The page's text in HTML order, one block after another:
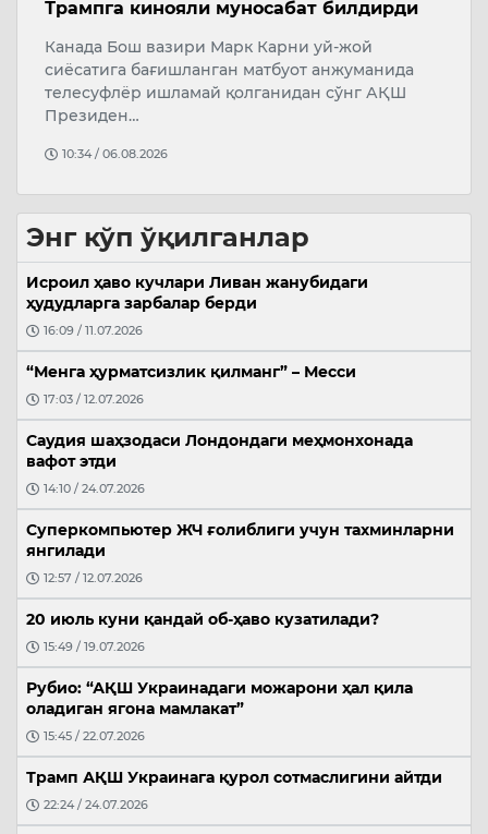
орқали
Тошкент шаҳар ҳокими Шавкат Умурзаков
Ўзбекистон Республикаси Президенти
Администрациясининг жамоат хавфсизлиги
Энг кўп ўқилганлар
Исроил ҳаво кучлари Ливан жанубидаги
ҳудудларга зарбалар берди
16:09 / 11.07.2026
“Менга ҳурматсизлик қилманг” – Месси
17:03 / 12.07.2026
Саудия шаҳзодаси Лондондаги меҳмонхонада
вафот этди
14:10 / 24.07.2026
Суперкомпьютер ЖЧ ғолиблиги учун тахминларни
янгилади
12:57 / 12.07.2026
20 июль куни қандай об-ҳаво кузатилади?
15:49 / 19.07.2026
Рубио: “АҚШ Украинадаги можарони ҳал қила
оладиган ягона мамлакат”
15:45 / 22.07.2026
Трамп АҚШ Украинага қурол сотмаслигини айтди
22:24 / 24.07.2026